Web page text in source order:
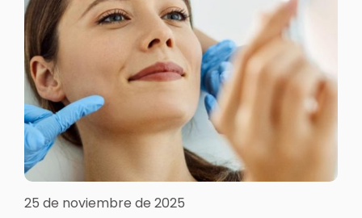
25 de noviembre de 2025